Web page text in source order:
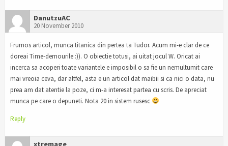
DanutzuAC
20 November 2010
Frumos articol, munca titanica din pertea ta Tudor. Acum mi-e clar de ce
doreai Time-demourile :)). O obiectie totusi, ai uitat jocul W. Oricat ai
incerca sa acoperi toate variantele e imposibil o sa fie un nemultumit care
mai vreoia ceva, dar altfel, asta e un articol dat maibii si ca nici o data, nu
prea am dat atentie la poze, ci m-a interesat partea cu scris. De apreciat
munca pe care o depuneti. Nota 20 in sistem rusesc
Reply
xtremage